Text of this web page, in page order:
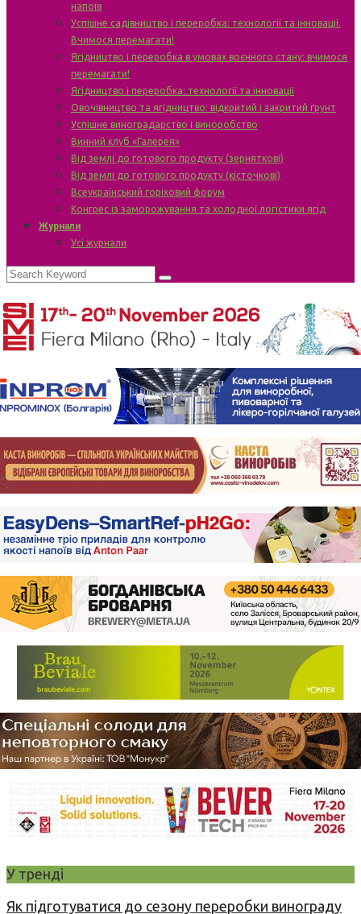
напоїв
Успішне садівництво і переробка: технології та інновації.
Вчимося перемагати!
Ягідництво і переробка в умовах воєнного стану: вчимося
перемагати!
Ягідництво і переробка: технології та інновації
Овочівництво та ягідництво: відкритий і закритий ґрунт
Успішне виноградарство і виноробство
Винний клуб «Галерея»
Від землі до готового продукту (зерняткові)
Від землі до готового продукту (кісточкові)
Всеукраїнський горіховий форум
Конгрес із заморожування та холодної логістики ягід
Журнали
Усі журнали
У тренді
Як підготуватися до сезону переробки винограду